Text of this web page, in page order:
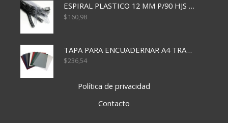
ESPIRAL PLASTICO 12 MM P/90 HJS X50X1500
$160,98
TAPA PARA ENCUADERNAR A4 TRANSP x50x500
$236,54
Política de privacidad
Contacto